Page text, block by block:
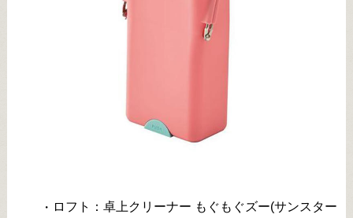
・ ロフト：卓上クリーナー もぐもぐズー(サンスター